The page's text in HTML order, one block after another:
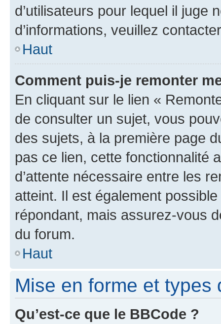
d’utilisateurs pour lequel il juge
d’informations, veuillez
Haut
Comment puis-je remonter
En cliquant sur le lien «
de consulter un sujet, vous
des sujets, à la première page
pas ce lien, cette fonctionnalité
d’attente nécessaire entre les
atteint. Il est également
répondant, mais assurez-vous
du forum.
Haut
Mise en forme et types
Qu’est-ce que le BBCode ?